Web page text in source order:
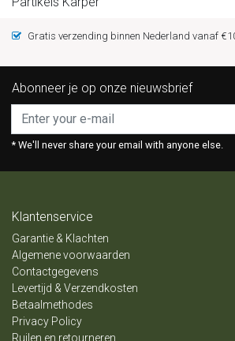
Gratis verzending binnen Nederland vanaf
Abonneer je op onze nieuwsbrief
* We'll never share your email with anyone else.
Klantenservice
Garantie & Klachten
Algemene voorwaarden
Contactgegevens
Levertijd & Verzendkosten
Betaalmethodes
Privacy Policy
Ruilen en retourneren